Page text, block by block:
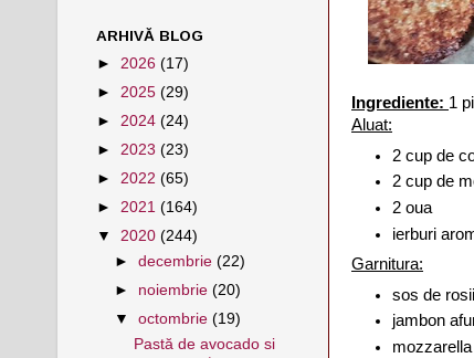
Ingrediente: 1
Aluat:
2 cup de
2 cup de
2 oua
ierburi
Garnitura:
sos de
jambon
mozzarella
ARHIVĂ BLOG
► 2026 (17)
► 2025 (29)
► 2024 (24)
► 2023 (23)
► 2022 (65)
► 2021 (164)
▼ 2020 (244)
►decembrie(22)
► noiembrie(20)
▼octombrie(19)
Pastă de avocado si